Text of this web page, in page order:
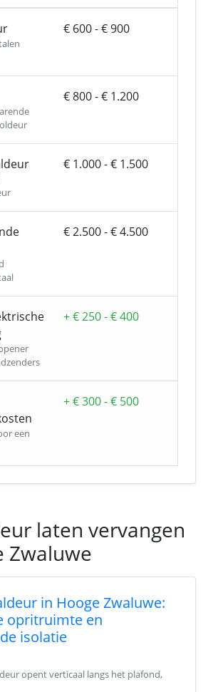
€ 600 - € 900
€ 800 - € 1.200
€ 1.000 - € 1.500
€ 2.500 - € 4.500
+ € 250 - € 400
een
+ € 300 - € 500
laten vervangen
Zwaluwe
in Hooge Zwaluwe:
opritruimte en
isolatie
opent verticaal langs het plafond,